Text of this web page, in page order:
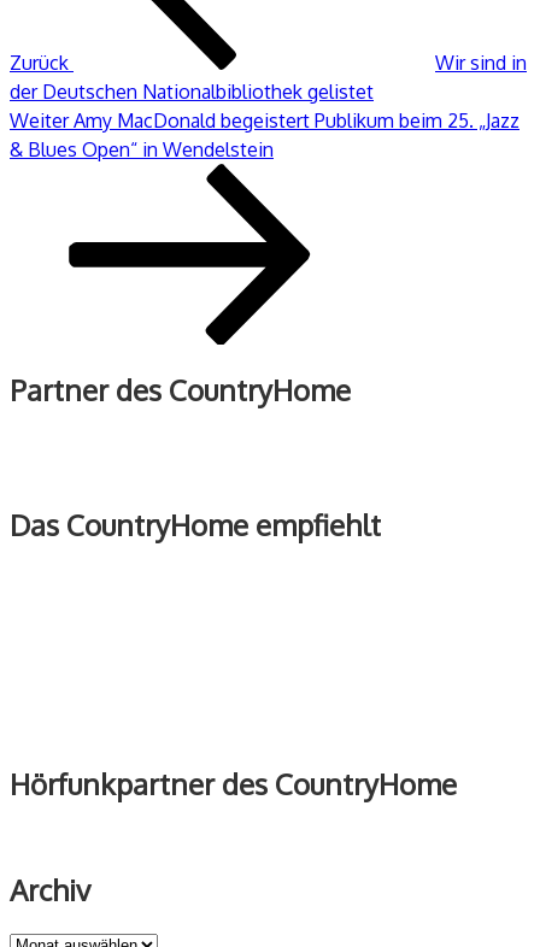
Zurück
Wir sind in
der Deutschen Nationalbibliothek gelistet
Nächster
Beitrag
Weiter Amy MacDonald begeistert Publikum beim 25. „Jazz
& Blues Open“ in Wendelstein
Partner des CountryHome
Das CountryHome empfiehlt
Hörfunkpartner des CountryHome
Archiv